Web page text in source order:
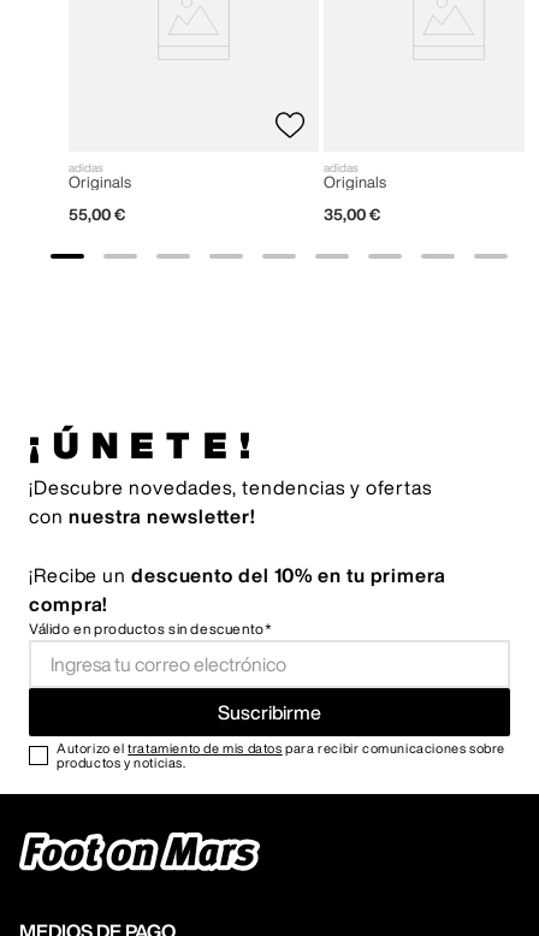
adidas
Originals
55,00 €
adidas
Originals
35,00 €
¡ÚNETE!
¡Descubre novedades, tendencias y ofertas
con nuestra newsletter!
¡Recibe un descuento del 10% en tu primera
compra!
Válido en productos sin descuento*
Suscribirme
Autorizo eltratamiento de mis datos para recibir comunicaciones sobre
productos y noticias.
MEDIOS DE PAGO